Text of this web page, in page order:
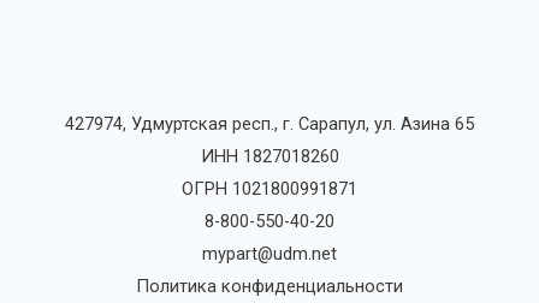
427974, Удмуртская респ., г. Сарапул, ул. Азина 65
ИНН 1827018260
ОГРН 1021800991871
8-800-550-40-20
mypart@udm.net
Политика конфиденциальности